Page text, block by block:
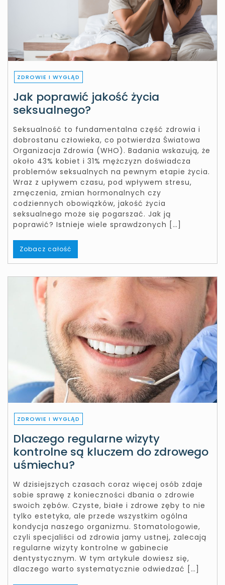
ZDROWIE I WYGLĄD
Jak poprawić jakość życia
seksualnego?
Seksualność to fundamentalna część zdrowia i
dobrostanu człowieka, co potwierdza Światowa
Organizacja Zdrowia (WHO). Badania wskazują, że
około 43% kobiet i 31% mężczyzn doświadcza
problemów seksualnych na pewnym etapie życia.
Wraz z upływem czasu, pod wpływem stresu,
zmęczenia, zmian hormonalnych czy
codziennych obowiązków, jakość życia
seksualnego może się pogarszać. Jak ją
poprawić? Istnieje wiele sprawdzonych […]
Zobacz całość
ZDROWIE I WYGLĄD
Dlaczego regularne wizyty
kontrolne są kluczem do zdrowego
uśmiechu?
W dzisiejszych czasach coraz więcej osób zdaje
sobie sprawę z konieczności dbania o zdrowie
swoich zębów. Czyste, białe i zdrowe zęby to nie
tylko estetyka, ale przede wszystkim ogólna
kondycja naszego organizmu. Stomatologowie,
czyli specjaliści od zdrowia jamy ustnej, zalecają
regularne wizyty kontrolne w gabinecie
dentystycznym. W tym artykule dowiesz się,
dlaczego warto systematycznie odwiedzać […]